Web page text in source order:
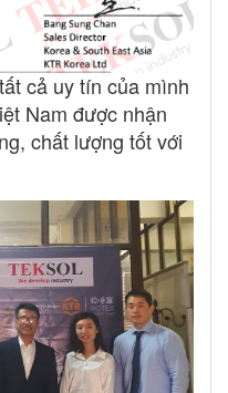
cả uy tín của mình
Nam được nhận
chất lượng tốt với